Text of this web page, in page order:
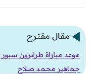
مقال مقترح
موعد مباراة طرابزون سبور
جماهير محمد صلاح